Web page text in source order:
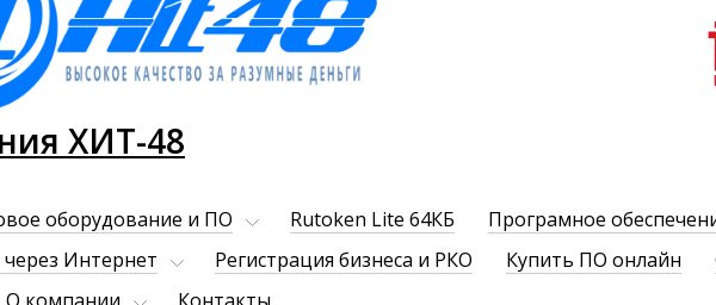
ХИТ-48
оборудование и ПО Rutoken Lite 64КБ Програмное
Интернет
Регистрация бизнеса и РКО Купить ПО онлайн